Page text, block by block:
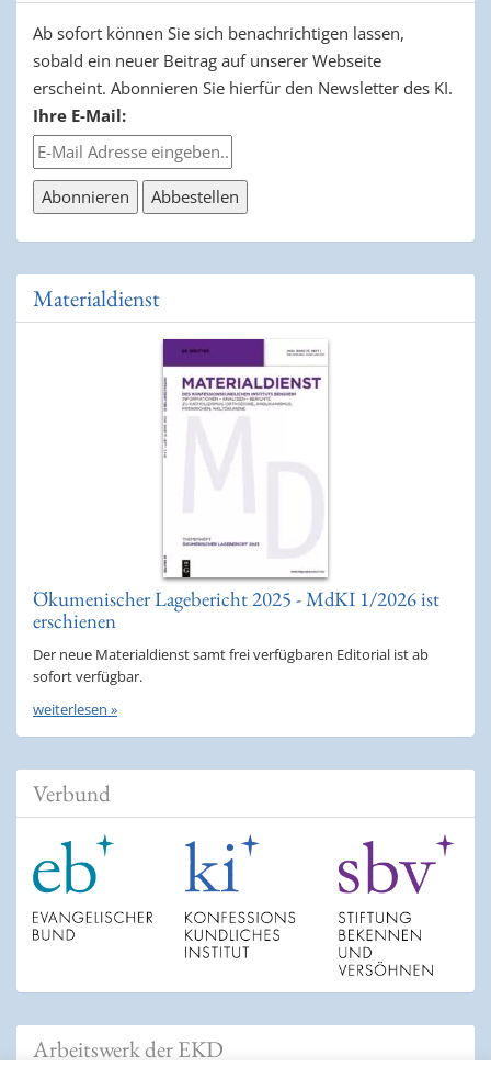
Ab sofort können Sie sich benachrichtigen lassen,
sobald ein neuer Beitrag auf unserer Webseite
erscheint. Abonnieren Sie hierfür den Newsletter des KI.
Ihre E-Mail:
Materialdienst
Ökumenischer Lagebericht 2025 - MdKI 1/2026 ist
erschienen
Der neue Materialdienst samt frei verfügbaren Editorial ist ab
sofort verfügbar.
weiterlesen »
Verbund
Arbeitswerk der EKD